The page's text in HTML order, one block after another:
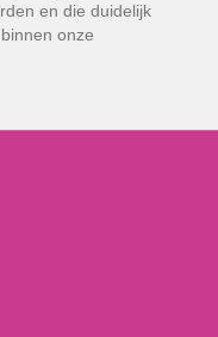
en die duidelijk
onze